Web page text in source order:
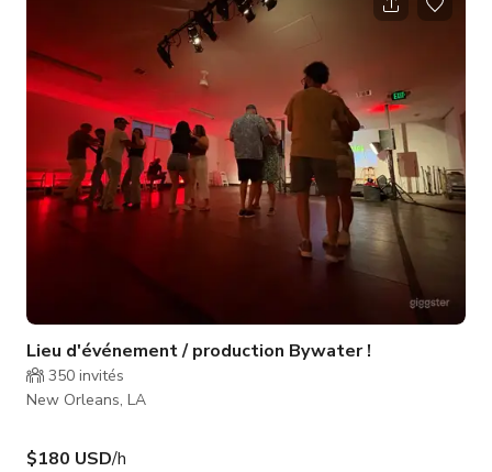
Lieu d'événement / production Bywater !
350 invités
New Orleans, LA
$180 USD/h